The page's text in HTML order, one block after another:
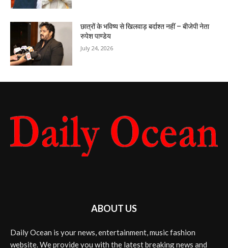
छात्रों के भविष्य से खिलवाड़ बर्दाश्त नहीं – बीजेपी नेता
रुपेश पाण्डेय
July 24, 2026
ABOUT US
Daily Ocean is your news, entertainment, music fashion
website. We provide you with the latest breaking news and